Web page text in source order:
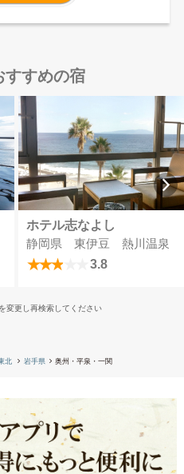
すすめの宿
ホテル志なよし
静岡県 東伊豆 熱川温泉
3.8
変更し再検索してください
北 岩手県 奥州・平泉・一関